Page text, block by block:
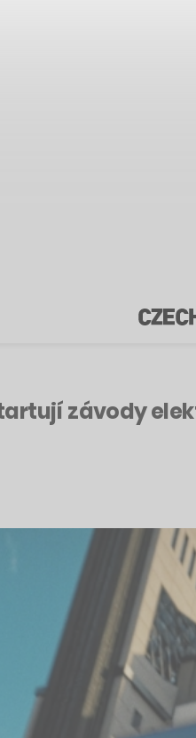
závody